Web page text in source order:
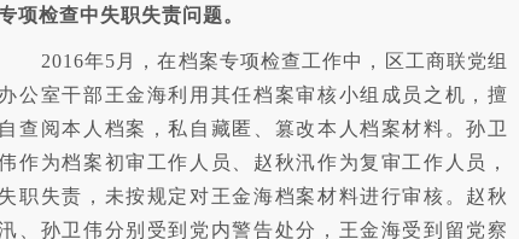
项检查中失职失责问题。
2016年5月，在档案专项检查工作中，区工商联党组
办公室干部王金海利用其任档案审核小组成员之机，擅
自查阅本人档案，私自藏匿、篡改本人档案材料。孙卫
作为档案初审工作人员、赵秋汛作为复审工作人员，
失职失责，未按规定对王金海档案材料进行审核。赵秋
、孙卫伟分别受到党内警告处分，王金海受到留党察